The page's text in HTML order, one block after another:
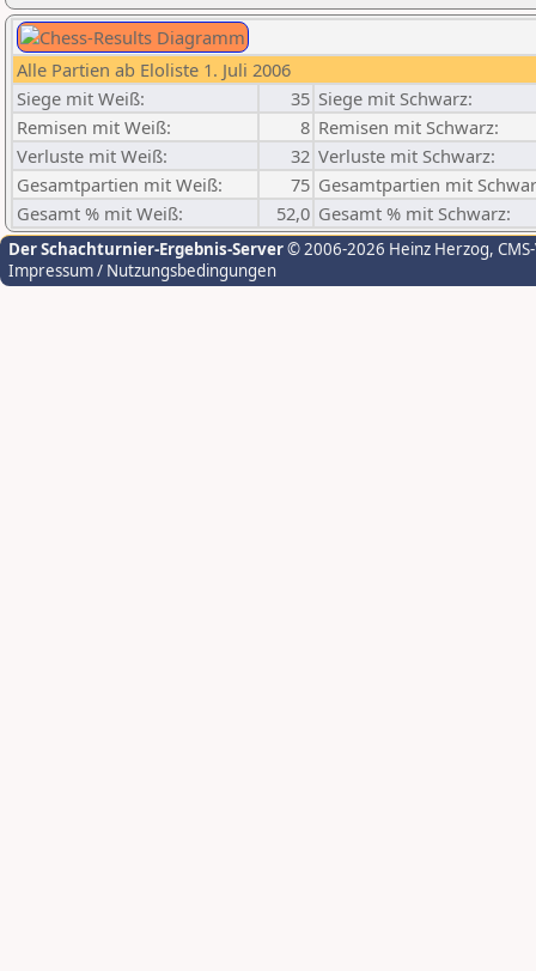
Alle Partien ab Eloliste 1. Juli 2006
Siege mit Weiß:
35 Siege mit Schwarz:
Remisen mit Weiß:
8 Remisen mit Schwarz:
Verluste mit Weiß:
32 Verluste mit Schwarz:
Gesamtpartien mit Weiß:
75 Gesamtpartien mit
Gesamt % mit Weiß:
52,0 Gesamt % mit Schwarz:
Der Schachturnier-Ergebnis-Server© 2006-2026 Heinz Herzog,
Impressum / Nutzungsbedingungen